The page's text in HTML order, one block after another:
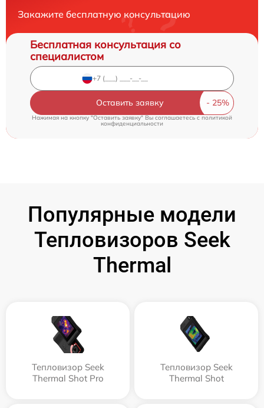
Закажите бесплатную консультацию
Бесплатная консультация со
специалистом
Оставить заявку
Нажимая на кнопку "Оставить заявку" Вы соглашаетесь cполитикой
конфиденциальности
Популярные модели
Тепловизоров Seek
Thermal
Тепловизор Seek
Thermal Shot Pro
Тепловизор Seek
Thermal Shot